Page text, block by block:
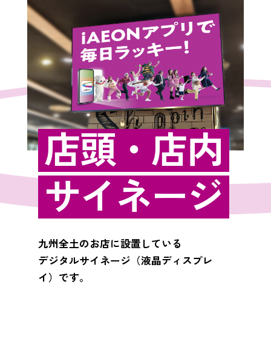
店頭・店内
サイネージ
九州全土のお店に設置している
デジタルサイネージ（液晶ディスプレ
イ）です。